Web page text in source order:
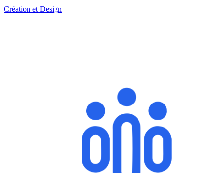
Création et Design